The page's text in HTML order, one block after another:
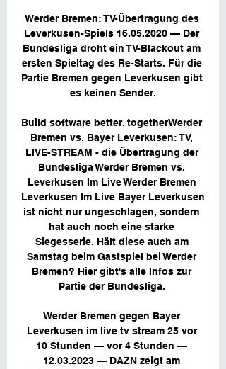
Werder Bremen: TV-Übertragung des
Leverkusen-Spiels 16.05.2020 — Der
Bundesliga droht ein TV-Blackout am
ersten Spieltag des Re-Starts. Für die
Partie Bremen gegen Leverkusen gibt
es keinen Sender.
Build software better, togetherWerder
Bremen vs. Bayer Leverkusen: TV,
LIVE-STREAM - die Übertragung der
Bundesliga Werder Bremen vs.
Leverkusen Im Live Werder Bremen
Leverkusen Im Live Bayer Leverkusen
ist nicht nur ungeschlagen, sondern
hat auch noch eine starke
Siegesserie. Hält diese auch am
Samstag beim Gastspiel bei Werder
Bremen? Hier gibt's alle Infos zur
Partie der Bundesliga.
Werder Bremen gegen Bayer
Leverkusen im live tv stream 25 vor
10 Stunden — vor 4 Stunden —
12.03.2023 — DAZN zeigt am